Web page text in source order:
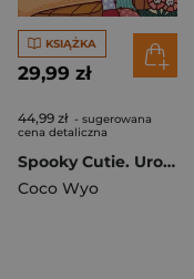
KSIĄŻKA
29,99 zł
44,99 zł - sugerowana
cena detaliczna
Spooky Cutie. Urocza i relaksująca kolorowanka
Coco Wyo